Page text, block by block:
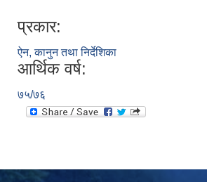
प्रकार:
ऐन, कानुन तथा निर्देशिका
आर्थिक वर्ष:
७५/७६